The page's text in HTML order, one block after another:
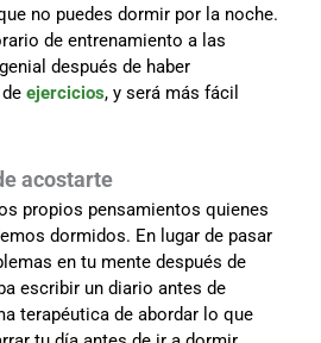
no puedes dormir por la noche.
de entrenamiento a las
después de haber
ejercicios, y será más fácil
acostarte
propios pensamientos quienes
dormidos. En lugar de pasar
en tu mente después de
escribir un diario antes de
terapéutica de abordar lo que